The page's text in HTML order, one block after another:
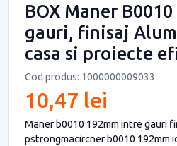
BOX Maner
gauri, finisaj
casa si proiecte
Cod produs: 1000000009033
10,47 lei
Maner b0010 192mm intre gauri
pstrongmacircner b0010 192mm